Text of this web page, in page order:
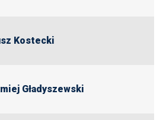
Kostecki
Gładyszewski